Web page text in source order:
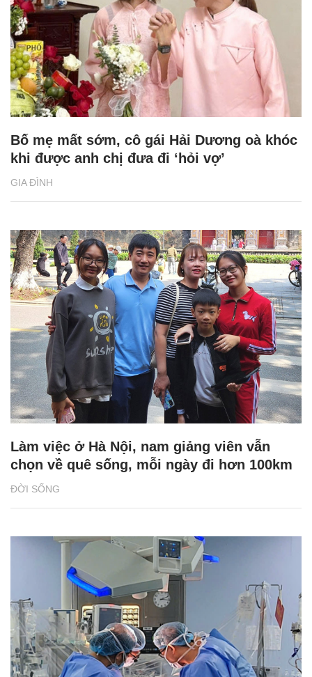
GIA ĐÌNH
Bố mẹ mất sớm, cô gái Hải Dương oà khóc
khi được anh chị đưa đi ‘hỏi vợ’
ĐỜI SỐNG
Làm việc ở Hà Nội, nam giảng viên vẫn
chọn về quê sống, mỗi ngày đi hơn 100km